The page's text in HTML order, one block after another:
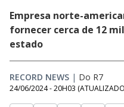
Empresa norte-
fornecer cerca de 12
estado
RECORD NEWS | Do R7
24/06/2024 - 20H03